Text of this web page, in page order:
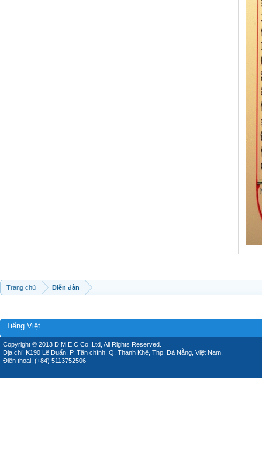
Trang chủ Diễn đàn
Tiếng Việt
Copyright © 2013 D.M.E.C Co.,Ltd, All Rights Reserved.
Địa chỉ: K190 Lê Duẩn, P. Tân chính, Q. Thanh Khê, Thp. Đà Nẵng, Việt Nam.
Điện thoại: (+84) 5113752506